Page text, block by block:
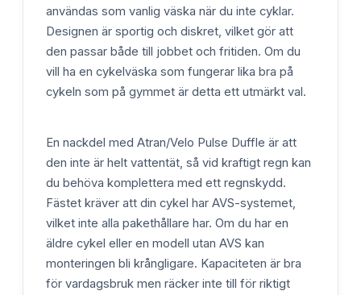
användas som vanlig väska när du inte cyklar.
Designen är sportig och diskret, vilket gör att
den passar både till jobbet och fritiden. Om du
vill ha en cykelväska som fungerar lika bra på
cykeln som på gymmet är detta ett utmärkt val.
En nackdel med Atran/Velo Pulse Duffle är att
den inte är helt vattentät, så vid kraftigt regn kan
du behöva komplettera med ett regnskydd.
Fästet kräver att din cykel har AVS-systemet,
vilket inte alla pakethållare har. Om du har en
äldre cykel eller en modell utan AVS kan
monteringen bli krångligare. Kapaciteten är bra
för vardagsbruk men räcker inte till för riktigt